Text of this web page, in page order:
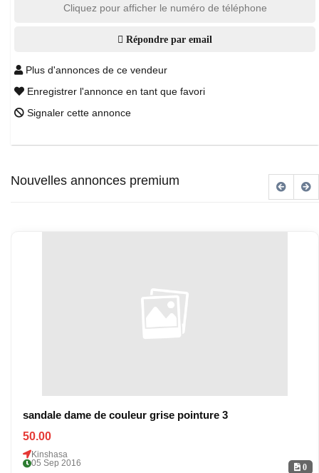
Cliquez pour afficher le numéro de téléphone
Répondre par email
Plus d'annonces de ce vendeur
Enregistrer l'annonce en tant que favori
Signaler cette annonce
Nouvelles annonces premium
0
sandale dame de couleur grise pointure 3
50.00
Kinshasa
05 Sep 2016